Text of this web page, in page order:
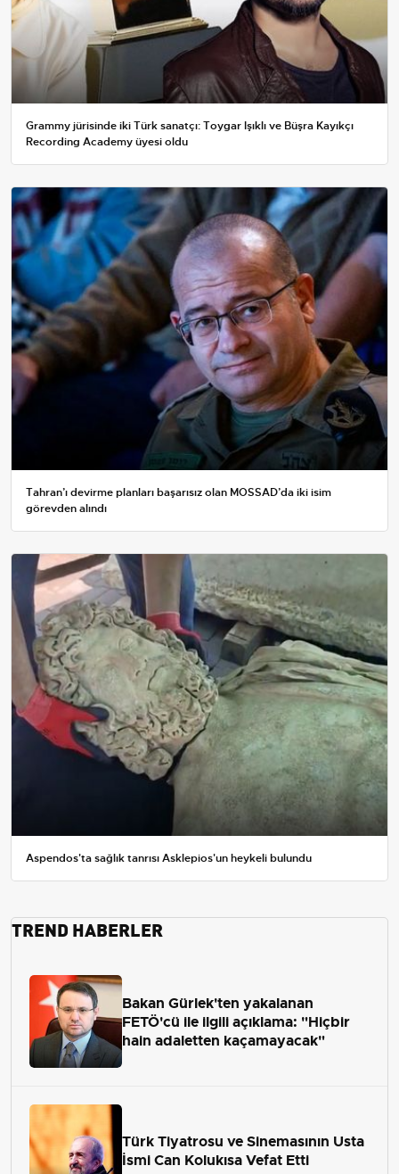
Grammy jürisinde iki Türk sanatçı: Toygar Işıklı ve Büşra Kayıkçı
Recording Academy üyesi oldu
Tahran’ı devirme planları başarısız olan MOSSAD’da iki isim
görevden alındı
Aspendos'ta sağlık tanrısı Asklepios'un heykeli bulundu
TREND HABERLER
Bakan Gürlek'ten yakalanan
FETÖ'cü ile ilgili açıklama: "Hiçbir
hain adaletten kaçamayacak"
Türk Tiyatrosu ve Sinemasının Usta
İsmi Can Kolukısa Vefat Etti